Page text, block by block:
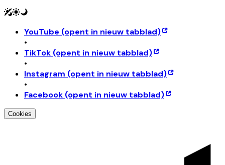
YouTube (opent in nieuw tabblad)
•
TikTok (opent in nieuw tabblad)
•
Instagram (opent in nieuw tabblad)
•
Facebook (opent in nieuw tabblad)
Cookies